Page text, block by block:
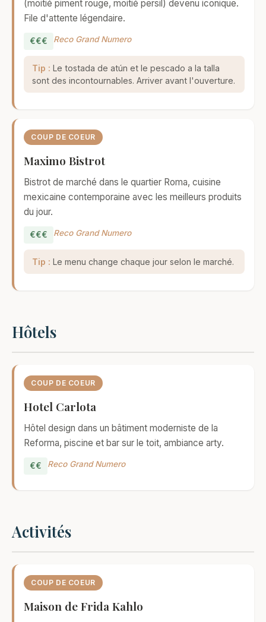
(moitié piment rouge, moitié persil) devenu iconique.
File d'attente légendaire.
€€€ Reco Grand Numero
Tip : Le tostada de atún et le pescado a la talla
sont des incontournables. Arriver avant l'ouverture.
COUP DE COEUR
Maximo Bistrot
Bistrot de marché dans le quartier Roma, cuisine
mexicaine contemporaine avec les meilleurs produits
du jour.
€€€ Reco Grand Numero
Tip : Le menu change chaque jour selon le marché.
Hôtels
COUP DE COEUR
Hotel Carlota
Hôtel design dans un bâtiment moderniste de la
Reforma, piscine et bar sur le toit, ambiance arty.
€€ Reco Grand Numero
Activités
COUP DE COEUR
Maison de Frida Kahlo